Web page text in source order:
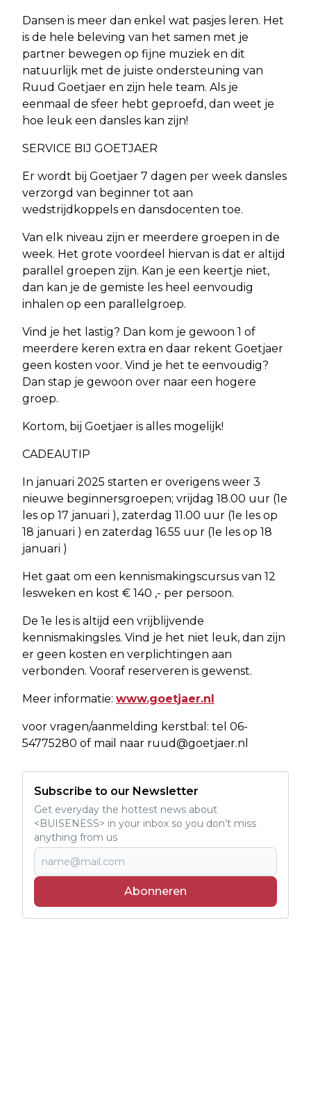
Dansen is meer dan enkel wat pasjes leren. Het
is de hele beleving van het samen met je
partner bewegen op fijne muziek en dit
natuurlijk met de juiste ondersteuning van
Ruud Goetjaer en zijn hele team. Als je
eenmaal de sfeer hebt geproefd, dan weet je
hoe leuk een dansles kan zijn!
SERVICE BIJ GOETJAER
Er wordt bij Goetjaer 7 dagen per week dansles
verzorgd van beginner tot aan
wedstrijdkoppels en dansdocenten toe.
Van elk niveau zijn er meerdere groepen in de
week. Het grote voordeel hiervan is dat er altijd
parallel groepen zijn. Kan je een keertje niet,
dan kan je de gemiste les heel eenvoudig
inhalen op een parallelgroep.
Vind je het lastig? Dan kom je gewoon 1 of
meerdere keren extra en daar rekent Goetjaer
geen kosten voor. Vind je het te eenvoudig?
Dan stap je gewoon over naar een hogere
groep.
Kortom, bij Goetjaer is alles mogelijk!
CADEAUTIP
In januari 2025 starten er overigens weer 3
nieuwe beginnersgroepen; vrijdag 18.00 uur (1e
les op 17 januari ), zaterdag 11.00 uur (1e les op
18 januari ) en zaterdag 16.55 uur (1e les op 18
januari )
Het gaat om een kennismakingscursus van 12
lesweken en kost € 140 ,- per persoon.
De 1e les is altijd een vrijblijvende
kennismakingsles. Vind je het niet leuk, dan zijn
er geen kosten en verplichtingen aan
verbonden. Vooraf reserveren is gewenst.
Meer informatie: www.goetjaer.nl
voor vragen/aanmelding kerstbal: tel 06-
54775280 of mail naar ruud@goetjaer.nl
Subscribe to our Newsletter
Get everyday the hottest news about
<BUISENESS> in your inbox so you don’t miss
anything from us
Abonneren